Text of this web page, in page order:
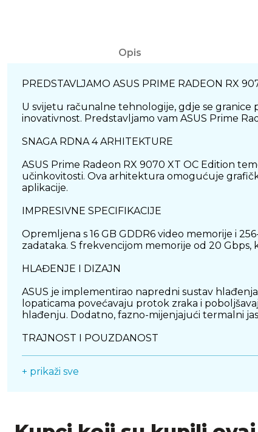
Opis
PREDSTAVLJAMO ASUS PRIME RADEON RX
U svijetu računalne tehnologije, gdje se
inovativnost. Predstavljamo vam ASUS Prime
SNAGA RDNA 4 ARHITEKTURE
ASUS Prime Radeon RX 9070 XT OC Edition
učinkovitosti. Ova arhitektura omogućuje
aplikacije.
IMPRESIVNE SPECIFIKACIJE
Opremljena s 16 GB GDDR6 video memorije i
zadataka. S frekvencijom memorije od 20
HLAĐENJE I DIZAJN
ASUS je implementirao napredni sustav
lopaticama povećavaju protok zraka i
hlađenju. Dodatno, fazno-mijenjajući termalni
TRAJNOST I POUZDANOST
velikim otvorima značajno poboljšava
+ prikaži sve